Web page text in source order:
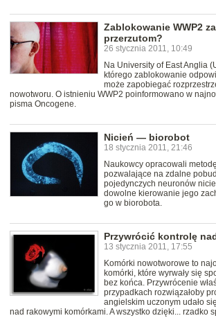
Zablokowanie WWP2
przerzutom?
26 stycznia 2011, 10:49
Na University of East Anglia
którego zablokowanie
może zapobiegać
nowotworu. O istnieniu WWP2 poinformowano w
pisma Oncogene.
Nicień — biorobot
18 stycznia 2011, 21:46
Naukowcy opracowali
pozwalające na zdalne
pojedynczych neuronów
dowolne kierowanie jego
go w biorobota.
Przywrócić kontrolę
13 stycznia 2011, 17:55
Komórki nowotworowe to
komórki, które wyrwały się
bez końca. Przywrócenie
przypadkach rozwiązałoby
angielskim uczonym udało
nad rakowymi komórkami. A wszystko dzięki... rzadko